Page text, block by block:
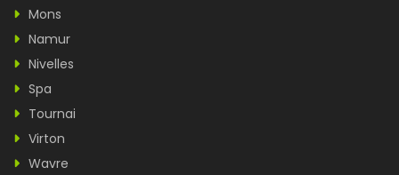
Mons
Namur
Nivelles
Spa
Tournai
Virton
Wavre